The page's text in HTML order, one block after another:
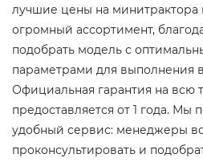
лучшие цены на минитрактора
огромный ассортимент,
подобрать модель с
параметрами для выполнения
Официальная гарантия на всю
предоставляется от 1 года. Мы
удобный сервис: менеджеры
проконсультировать и